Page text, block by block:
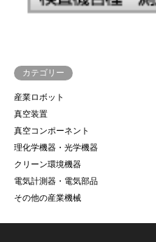
カテゴリー
産業ロボット
真空装置
真空コンポーネント
理化学機器・光学機器
クリーン環境機器
電気計測器・電気部品
その他の産業機械